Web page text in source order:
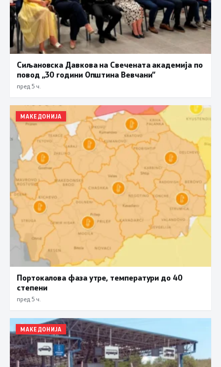
Сиљановска Давкова на Свечената академија по
повод „30 години Општина Вевчани“
пред 5 ч.
МАКЕДОНИЈА
Портокалова фаза утре, температури до 40
степени
пред 5 ч.
МАКЕДОНИЈА